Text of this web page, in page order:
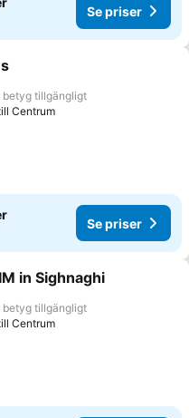
Se priser
till i Mina Favoriter
betyg tillgängligt
Centrum
Se priser
till i Mina Favoriter
in Sighnaghi
betyg tillgängligt
Centrum